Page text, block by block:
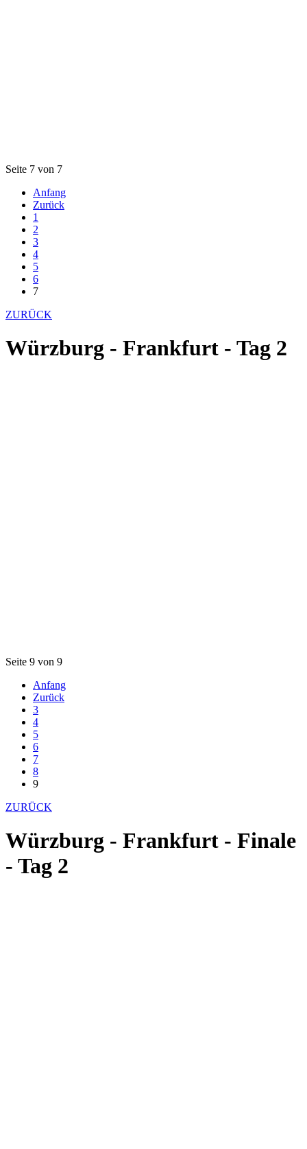
Seite 7 von 7
Anfang
Zurück
1
2
3
4
5
6
7
ZURÜCK
Würzburg - Frankfurt - Tag 2
Seite 9 von 9
Anfang
Zurück
3
4
5
6
7
8
9
ZURÜCK
Würzburg - Frankfurt - Finale
- Tag 2